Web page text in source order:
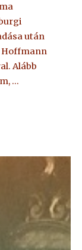
után
Hoffmann
Alább
…